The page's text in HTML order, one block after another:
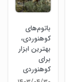
باتوم‌های
کوهنوردی،
بهترین ابزار
برای
کوهنوردی